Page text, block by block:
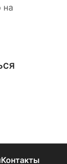
на
Контакты